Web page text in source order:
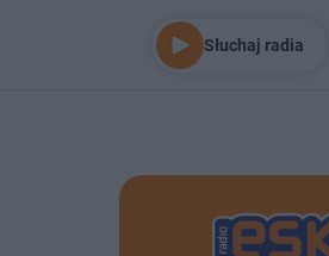
Słuchaj radia